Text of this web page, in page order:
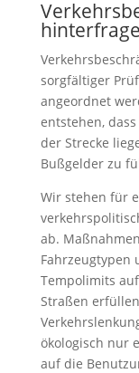
sorgfältiger
angeordnet
entstehen,
der Strecke
Bußgelder zu
Wir stehen für
ab.
Fahrzeugtypen
Tempolimits
Straßen
ökologisch nur
auf die